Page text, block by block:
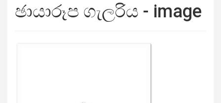
ඡායාරූප ගැලරිය - image